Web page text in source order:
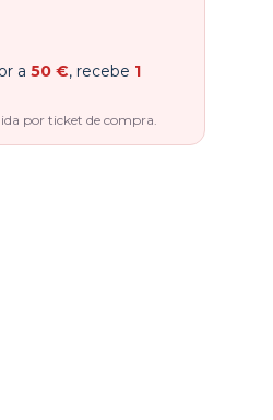
a 50 €, recebe 1
por ticket de compra.